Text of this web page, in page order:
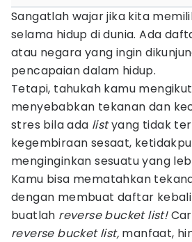
Sangatlah wajar jika kita
selama hidup di dunia. Ada
atau negara yang ingin
pencapaian dalam hidup.
Tetapi, tahukah kamu
menyebabkan tekanan dan
stres bila ada listyang tidak
kegembiraan sesaat,
menginginkan sesuatu yang
Kamu bisa mematahkan
dengan membuat daftar
buatlah reverse bucket list!
reverse bucket list, manfaat,